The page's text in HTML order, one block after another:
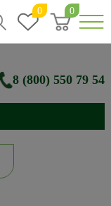
0 0
8 (800) 550 79 54